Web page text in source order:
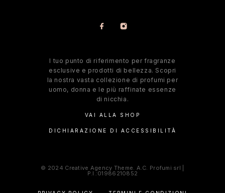
l tuo punto di riferimento per fragranze
esclusive e prodotti di bellezza. Scopri
la nostra vasta collezione di profumi per
uomo, donna e le più raffinate essenze
di nicchia.
VAI ALLA SHOP
DICHIARAZIONE DI ACCESSIBILITÀ
© 2024 Creative Agency Theme. A.C. Profumi srl |
P.I.:01986210852